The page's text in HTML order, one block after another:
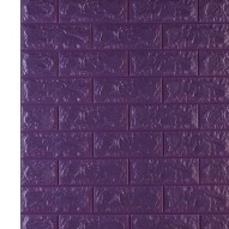
105 грн./шт 130 грн./шт
Купити В закладки